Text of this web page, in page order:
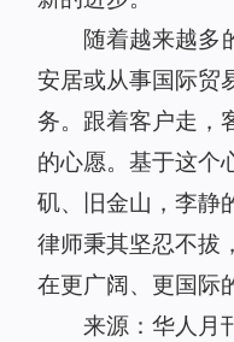
随着越来越多
安居或从事国际贸
务。跟着客户走，
的心愿。基于这个
矶、旧金山，李静
律师秉其坚忍不拔
在更广阔、更国际
来源：华人月